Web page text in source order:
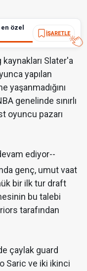
özel
İŞARETLE
kaynakları Slater'a
yapılan
yaşanmadığını
genelinde sınırlı
oyuncu pazarı
ediyor--
genç, umut vaat
bir ilk tur draft
bu talebi
tarafından
çaylak guard
Saric ve iki ikinci